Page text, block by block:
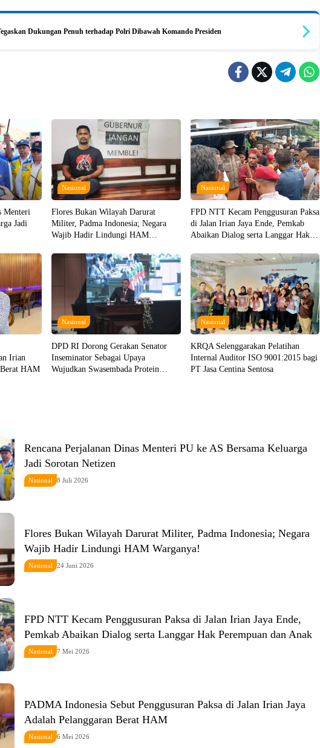
Dukungan Penuh terhadap Polri Dibawah Komando Presiden
Menteri
Jadi
Nasional
Flores Bukan Wilayah Darurat
Militer, Padma Indonesia; Negara
Wajib Hadir Lindungi HAM
Nasional
FPD NTT Kecam Penggusuran Paksa
di Jalan Irian Jaya Ende, Pemkab
Abaikan Dialog serta Langgar Hak
Irian
Berat HAM
Nasional
DPD RI Dorong Gerakan Senator
Inseminator Sebagai Upaya
Wujudkan Swasembada Protein
Nasional
KRQA Selenggarakan Pelatihan
Internal Auditor ISO 9001:2015 bagi
PT Jasa Centina Sentosa
Rencana Perjalanan Dinas Menteri PU ke AS Bersama Keluarga
Jadi Sorotan Netizen
Nasional 8 Juli 2026
Flores Bukan Wilayah Darurat Militer, Padma Indonesia; Negara
Wajib Hadir Lindungi HAM Warganya!
Nasional 24 Juni 2026
FPD NTT Kecam Penggusuran Paksa di Jalan Irian Jaya Ende,
Pemkab Abaikan Dialog serta Langgar Hak Perempuan dan Anak
Nasional 7 Mei 2026
PADMA Indonesia Sebut Penggusuran Paksa di Jalan Irian Jaya
Adalah Pelanggaran Berat HAM
Nasional 6 Mei 2026